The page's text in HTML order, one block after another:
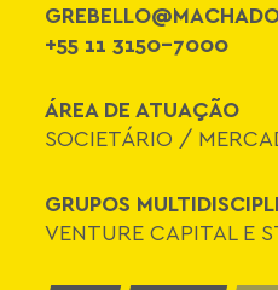
+55 11 3150-7000
ÁREA DE ATUAÇÃO
SOCIETÁRIO /
GRUPOS
VENTURE CAPITAL E